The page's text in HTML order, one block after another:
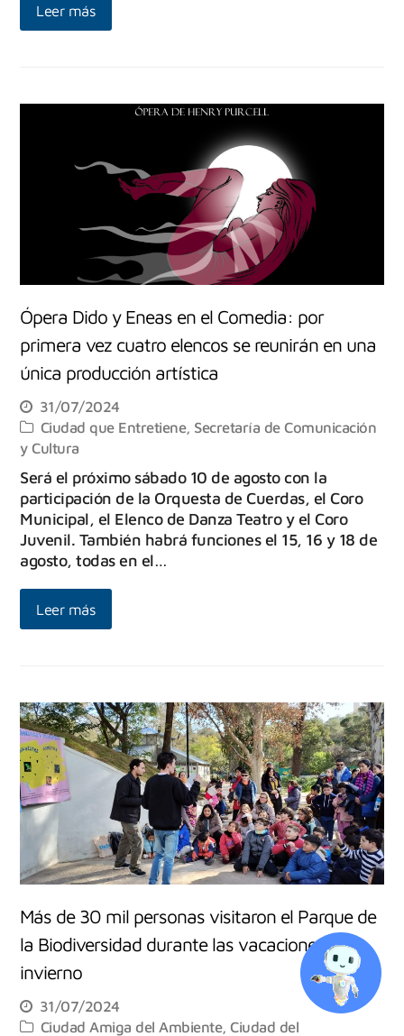
Leer más
Ópera Dido y Eneas en el Comedia: por
primera vez cuatro elencos se reunirán en una
única producción artística
31/07/2024
Ciudad que Entretiene, Secretaría de Comunicación
y Cultura
Será el próximo sábado 10 de agosto con la
participación de la Orquesta de Cuerdas, el Coro
Municipal, el Elenco de Danza Teatro y el Coro
Juvenil. También habrá funciones el 15, 16 y 18 de
agosto, todas en el…
Leer más
Más de 30 mil personas visitaron el Parque de
la Biodiversidad durante las vacaciones de
invierno
31/07/2024
Ciudad Amiga del Ambiente,Ciudad del